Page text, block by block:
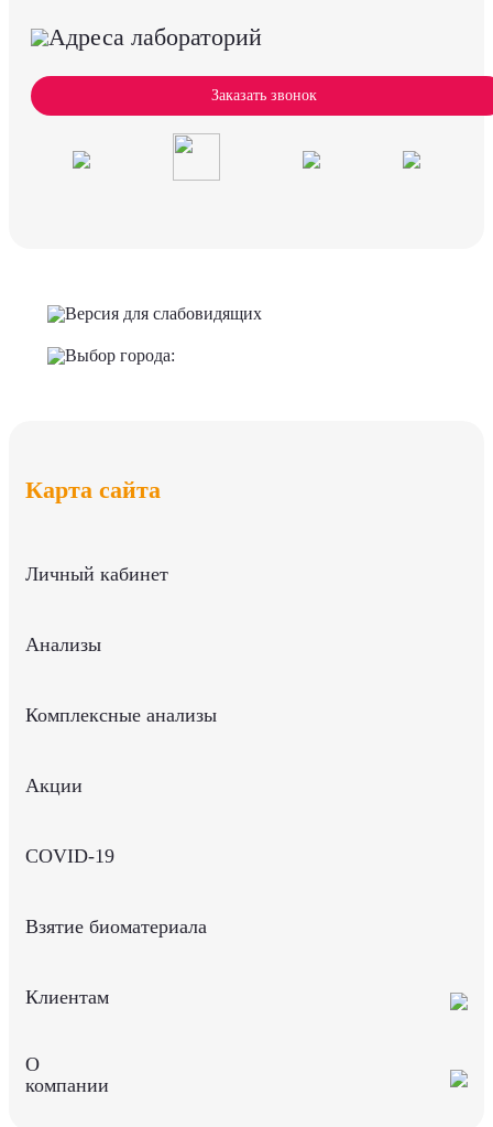
Адреса лабораторий
Заказать звонок
Версия для слабовидящих
Выбор города:
Карта сайта
Личный кабинет
Анализы
Комплексные анализы
Акции
COVID-19
Взятие биоматериала
Клиентам
О
компании